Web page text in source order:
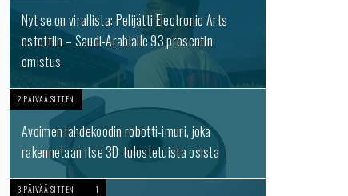
Nyt se on virallista: Pelijätti Electronic Arts
ostettiin – Saudi-Arabialle 93 prosentin
omistus
2 PÄIVÄÄ SITTEN
Avoimen lähdekoodin robotti-imuri, joka
rakennetaan itse 3D-tulostetuista osista
3 PÄIVÄÄ SITTEN 1